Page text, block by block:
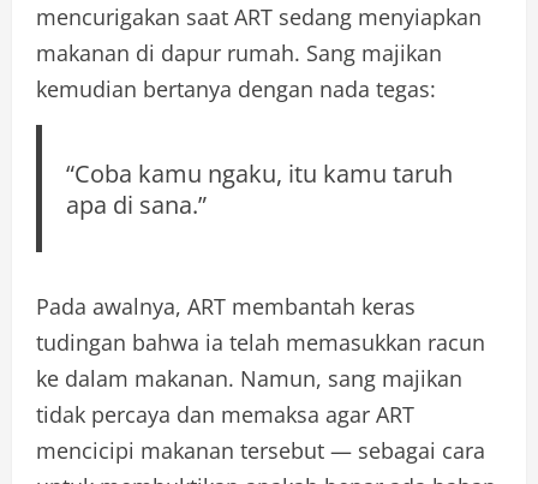
mencurigakan saat ART sedang menyiapkan
makanan di dapur rumah. Sang majikan
kemudian bertanya dengan nada tegas:
“Coba kamu ngaku, itu kamu taruh
apa di sana.”
Pada awalnya, ART membantah keras
tudingan bahwa ia telah memasukkan racun
ke dalam makanan. Namun, sang majikan
tidak percaya dan memaksa agar ART
mencicipi makanan tersebut — sebagai cara